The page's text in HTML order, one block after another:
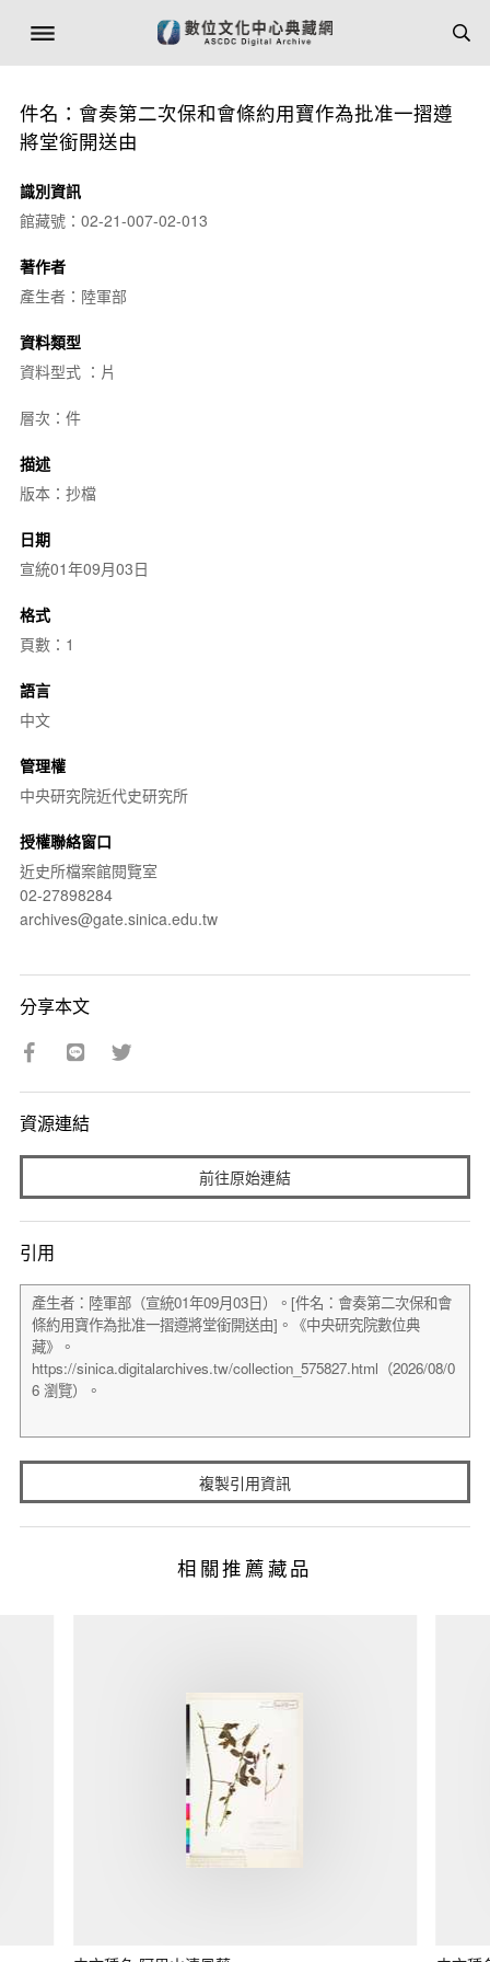
件名：會奏第二次保和會條約用寶作為批准一摺遵
將堂銜開送由
識別資訊
館藏號：02-21-007-02-013
著作者
產生者：陸軍部
資料類型
資料型式 ：片
層次：件
描述
版本：抄檔
日期
宣統01年09月03日
格式
頁數：1
語言
中文
管理權
中央研究院近代史研究所
授權聯絡窗口
近史所檔案館閱覽室
02-27898284
archives@gate.sinica.edu.tw
分享本文
資源連結
前往原始連結
引用
複製引用資訊
相關推薦藏品